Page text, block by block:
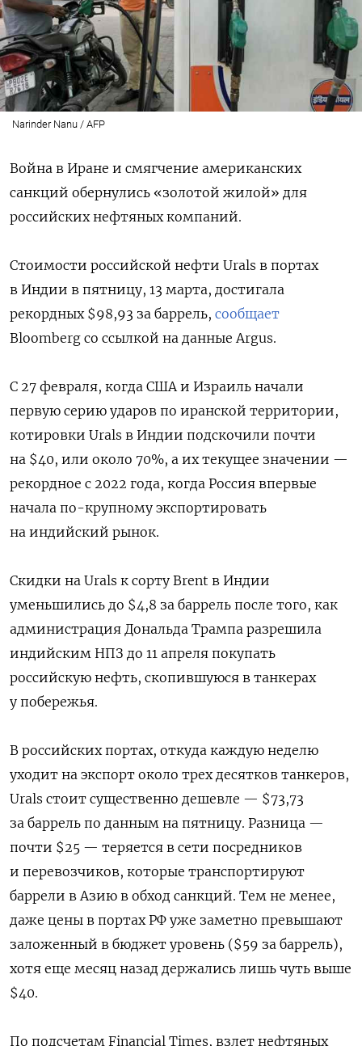
Narinder Nanu / AFP
Война в Иране и смягчение американских
санкций обернулись «золотой жилой» для
российских нефтяных компаний.
Стоимости российской нефти Urals в портах
в Индии в пятницу, 13 марта, достигала
рекордных $98,93 за баррель, сообщает
Bloomberg со ссылкой на данные Argus.
С 27 февраля, когда США и Израиль начали
первую серию ударов по иранской территории,
котировки Urals в Индии подскочили почти
на $40, или около 70%, а их текущее значении —
рекордное с 2022 года, когда Россия впервые
начала по-крупному экспортировать
на индийский рынок.
Скидки на Urals к сорту Brent в Индии
уменьшились до $4,8 за баррель после того, как
администрация Дональда Трампа разрешила
индийским НПЗ до 11 апреля покупать
российскую нефть, скопившуюся в танкерах
у побережья.
В российских портах, откуда каждую неделю
уходит на экспорт около трех десятков танкеров,
Urals стоит существенно дешевле — $73,73
за баррель по данным на пятницу. Разница —
почти $25 — теряется в сети посредников
и перевозчиков, которые транспортируют
баррели в Азию в обход санкций. Тем не менее,
даже цены в портах РФ уже заметно превышают
заложенный в бюджет уровень ($59 за баррель),
хотя еще месяц назад держались лишь чуть выше
$40.
По подсчетам Financial Times, взлет нефтяных